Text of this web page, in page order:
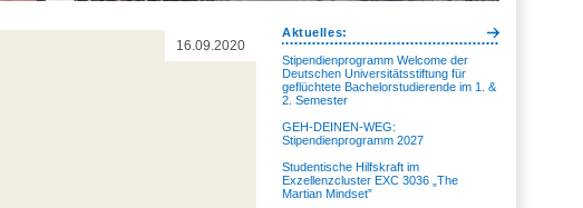
16.09.2020
Aktuelles:
Stipendienprogramm Welcome der
Deutschen Universitätsstiftung für
geflüchtete Bachelorstudierende im 1. &
2. Semester
GEH-DEINEN-WEG:
Stipendienprogramm 2027
Studentische Hilfskraft im
Exzellenzcluster EXC 3036 „The
Martian Mindset”